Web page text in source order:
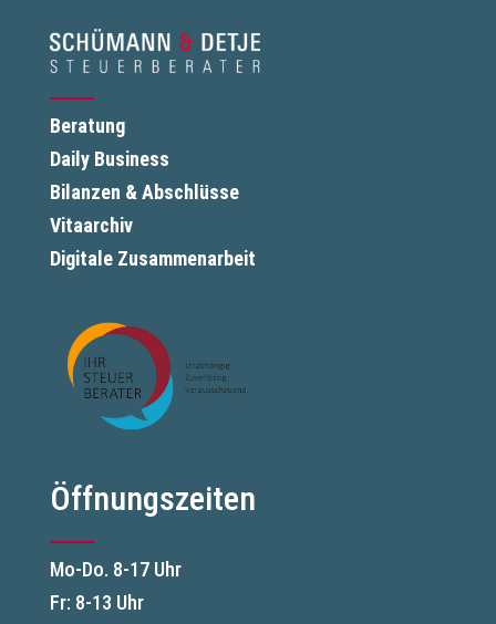
Beratung
Daily Business
Bilanzen & Abschlüsse
Vitaarchiv
Digitale Zusammenarbeit
Öffnungszeiten
Mo-Do. 8-17 Uhr
Fr: 8-13 Uhr